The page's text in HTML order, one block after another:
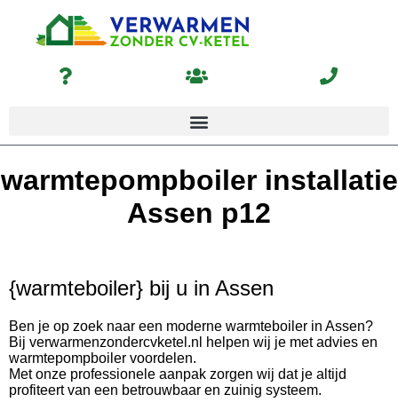
warmtepompboiler installatie
Assen p12
{warmteboiler} bij u in Assen
Ben je op zoek naar een moderne warmteboiler in Assen?
Bij verwarmenzondercvketel.nl helpen wij je met advies en
warmtepompboiler voordelen.
Met onze professionele aanpak zorgen wij dat je altijd
profiteert van een betrouwbaar en zuinig systeem.